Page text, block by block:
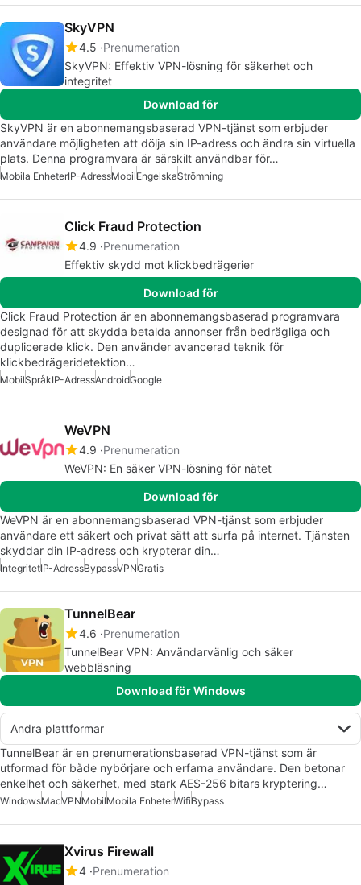
SkyVPN
4.5 Prenumeration
SkyVPN: Effektiv VPN-lösning för säkerhet och
integritet
Download för
SkyVPN är en abonnemangsbaserad VPN-tjänst som erbjuder
användare möjligheten att dölja sin IP-adress och ändra sin virtuella
plats. Denna programvara är särskilt användbar för…
Mobila EnheterIP-AdressMobilEngelskaStrömning
Click Fraud Protection
4.9 Prenumeration
Effektiv skydd mot klickbedrägerier
Download för
Click Fraud Protection är en abonnemangsbaserad programvara
designad för att skydda betalda annonser från bedrägliga och
duplicerade klick. Den använder avancerad teknik för
klickbedrägeridetektion…
MobilSpråkIP-AdressAndroidGoogle
WeVPN
4.9 Prenumeration
WeVPN: En säker VPN-lösning för nätet
Download för
WeVPN är en abonnemangsbaserad VPN-tjänst som erbjuder
användare ett säkert och privat sätt att surfa på internet. Tjänsten
skyddar din IP-adress och krypterar din…
IntegritetIP-AdressBypassVPNGratis
TunnelBear
4.6 Prenumeration
TunnelBear VPN: Användarvänlig och säker
webbläsning
Download för Windows
Andra plattformar
TunnelBear är en prenumerationsbaserad VPN-tjänst som är
utformad för både nybörjare och erfarna användare. Den betonar
enkelhet och säkerhet, med stark AES-256 bitars kryptering…
WindowsMacVPNMobilMobila EnheterWifiBypass
Xvirus Firewall
4 Prenumeration